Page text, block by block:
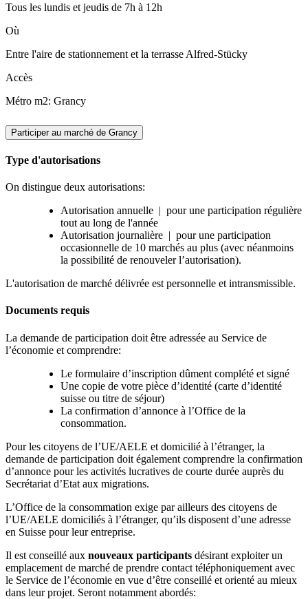
Tous les lundis et jeudis de 7h à 12h
Où
Entre l'aire de stationnement et la terrasse Alfred-Stücky
Accès
Métro m2: Grancy
Participer au marché de Grancy
Type d'autorisations
On distingue deux autorisations:
Autorisation annuelle | pour une participation régulière
tout au long de l'année
Autorisation journalière | pour une participation
occasionnelle de 10 marchés au plus (avec néanmoins
la possibilité de renouveler l’autorisation).
L'autorisation de marché délivrée est personnelle et intransmissible.
Documents requis
La demande de participation doit être adressée au Service de
l’économie et comprendre:
Le formulaire d’inscription dûment complété et signé
Une copie de votre pièce d’identité (carte d’identité
suisse ou titre de séjour)
La confirmation d’annonce à l’Office de la
consommation.
Pour les citoyens de l’UE/AELE et domicilié à l’étranger, la
demande de participation doit également comprendre la confirmation
d’annonce pour les activités lucratives de courte durée auprès du
Secrétariat d’Etat aux migrations.
L’Office de la consommation exige par ailleurs des citoyens de
l’UE/AELE domiciliés à l’étranger, qu’ils disposent d’une adresse
en Suisse pour leur entreprise.
Il est conseillé aux nouveaux participants désirant exploiter un
emplacement de marché de prendre contact téléphoniquement avec
le Service de l’économie en vue d’être conseillé et orienté au mieux
dans leur projet. Seront notamment abordés: